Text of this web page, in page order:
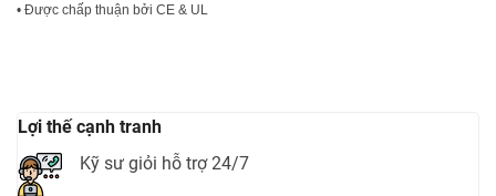
Lợi thế cạnh tranh
Kỹ sư giỏi hỗ trợ 24/7
• Được chấp thuận bởi CE & UL